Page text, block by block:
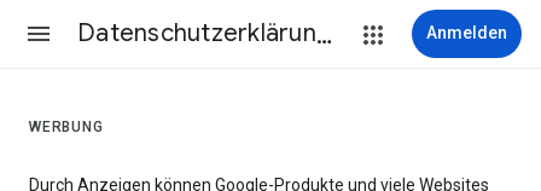
Datenschutzerklärung & Nutzungsbedingungen Anmelden
WERBUNG
Durch Anzeigen können Google-Produkte und viele Websites